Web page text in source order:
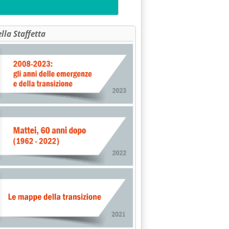
Faib e Fegica (senza Figisc) . '
Romani?'
Staffetta